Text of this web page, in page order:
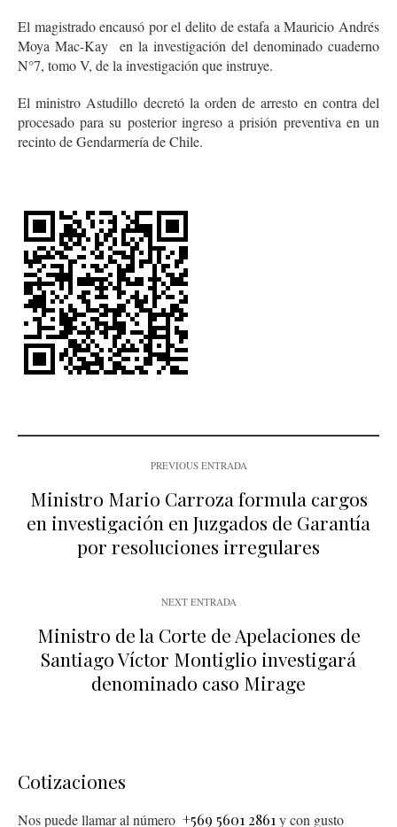
El magistrado encausó por el delito de estafa a Mauricio Andrés
Moya Mac-Kay en la investigación del denominado cuaderno
N°7, tomo V, de la investigación que instruye.
El ministro Astudillo decretó la orden de arresto en contra del
procesado para su posterior ingreso a prisión preventiva en un
recinto de Gendarmería de Chile.
PREVIOUS ENTRADA
Ministro Mario Carroza formula cargos
en investigación en Juzgados de Garantía
por resoluciones irregulares
NEXT ENTRADA
Ministro de la Corte de Apelaciones de
Santiago Víctor Montiglio investigará
denominado caso Mirage
Cotizaciones
Nos puede llamar al número +569 5601 2861y con gusto